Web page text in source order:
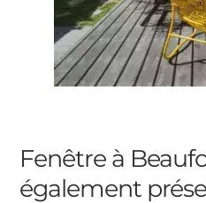
Fenêtre à
également